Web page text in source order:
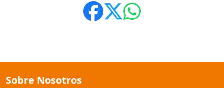
Sobre Nosotros